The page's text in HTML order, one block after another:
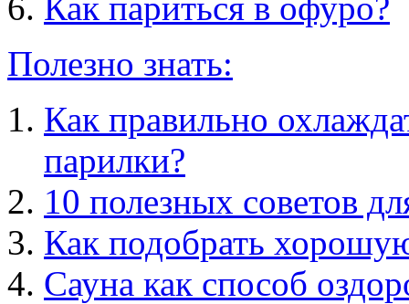
Полезно знать:
Как правильно
парилки?
10 полезных советов
Как подобрать
Сауна как способ